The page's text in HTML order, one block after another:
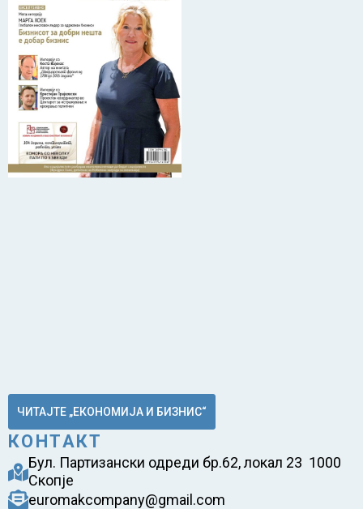
ЧИТАЈТЕ „ЕКОНОМИЈА И БИЗНИС“
КОНТАКТ
Бул. Партизански одреди бр.62, локал 23 1000
Скопје
euromakcompany@gmail.com